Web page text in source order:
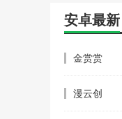
安卓最新
金赏赏
漫云创